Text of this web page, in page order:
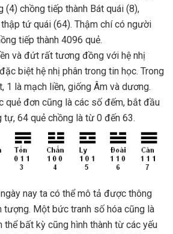
(4) chồng tiếp thành Bát quái (8),
tứ quái (64). Thậm chí có người
tiếp thành 4096 quẻ.
và đứt rất tương đồng với hệ nhị
biệt hệ nhị phân trong tin học. Trong
1 là mạch liền, giống Âm và dương.
quẻ đơn cũng là các số đếm, bắt đầu
64 quẻ chồng là từ 0 đến 63.
nay ta có thể mô tả được thông
tượng. Một bức tranh số hóa cũng là
thể bất kỳ cũng hình thành từ các yếu